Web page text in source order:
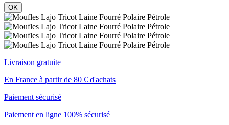
OK
Livraison gratuite
En France à partir de 80 € d'achats
Paiement sécurisé
Paiement en ligne 100% sécurisé